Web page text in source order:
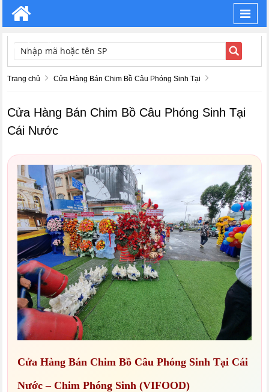
TÌM KIẾM
Trang chủ Cửa Hàng Bán Chim Bồ Câu Phóng Sinh Tại
Cửa Hàng Bán Chim Bồ Câu Phóng Sinh Tại
Cái Nước
Cửa Hàng Bán Chim Bồ Câu Phóng Sinh Tại Cái
Nước – Chim Phóng Sinh (VIFOOD)